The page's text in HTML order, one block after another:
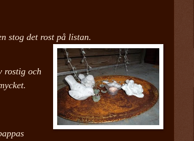
stog det rost på listan.
rostig och